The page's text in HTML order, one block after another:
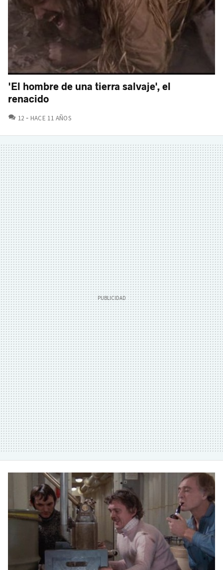
'El hombre de una tierra salvaje', el
renacido
12 COMENTARIOS
HACE 11 AÑOS